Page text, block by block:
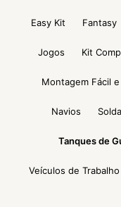
Easy Kit Fantasy
Jogos Kit
Montagem Fácil e
Navios
Tanques de
Veículos de Trabalho